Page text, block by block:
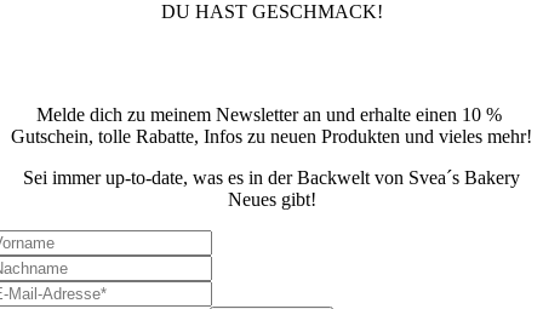
DU HAST GESCHMACK!
Melde dich zu meinem Newsletter an und erhalte einen 10 %
Gutschein, tolle Rabatte, Infos zu neuen Produkten und vieles mehr!
Sei immer up-to-date, was es in der Backwelt von Svea´s Bakery
Neues gibt!